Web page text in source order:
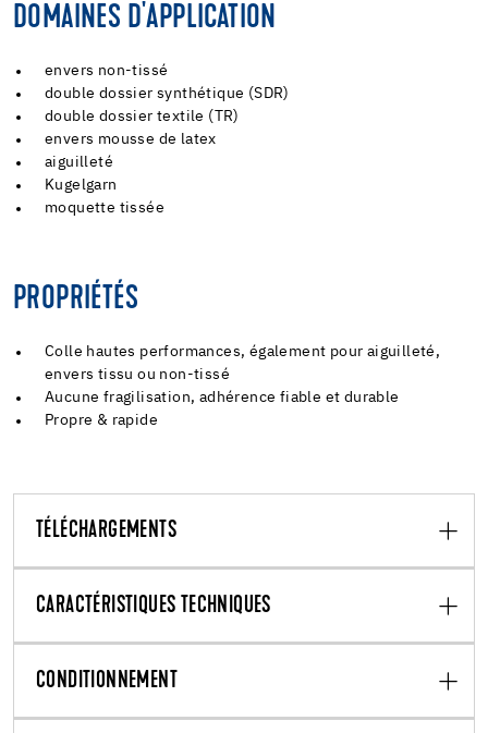
DOMAINES D'APPLICATION
envers non-tissé
double dossier synthétique (SDR)
double dossier textile (TR)
envers mousse de latex
aiguilleté
Kugelgarn
moquette tissée
PROPRIÉTÉS
Colle hautes performances, également pour aiguilleté,
envers tissu ou non-tissé
Aucune fragilisation, adhérence fiable et durable
Propre & rapide
TÉLÉCHARGEMENTS
CARACTÉRISTIQUES TECHNIQUES
CONDITIONNEMENT